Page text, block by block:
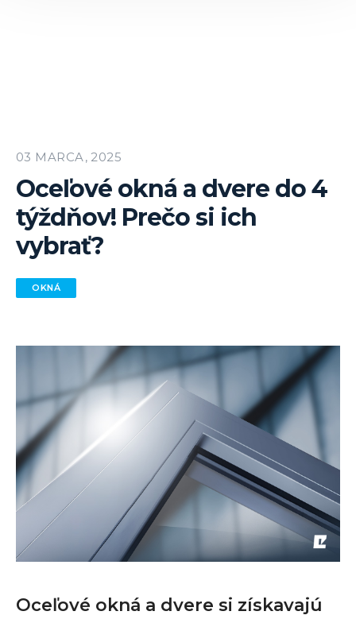
03 MARCA, 2025
Oceľové okná a dvere do 4
týždňov! Prečo si ich
vybrať?
OKNÁ
Oceľové okná a dvere si získavajú